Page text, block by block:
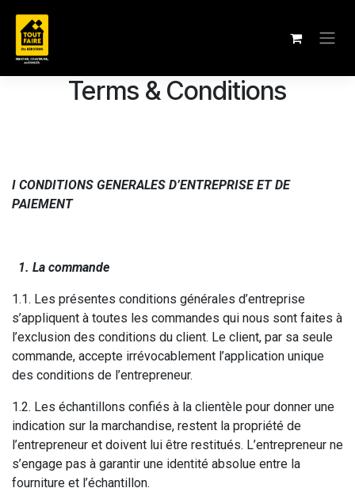
Terms & Conditions
I CONDITIONS GENERALES D’ENTREPRISE ET DE
PAIEMENT
1. La commande
1.1. Les présentes conditions générales d’entreprise
s’appliquent à toutes les commandes qui nous sont faites à
l’exclusion des conditions du client. Le client, par sa seule
commande, accepte irrévocablement l’application unique
des conditions de l’entrepreneur.
1.2. Les échantillons confiés à la clientèle pour donner une
indication sur la marchandise, restent la propriété de
l’entrepreneur et doivent lui être restitués. L’entrepreneur ne
s’engage pas à garantir une identité absolue entre la
fourniture et l’échantillon.